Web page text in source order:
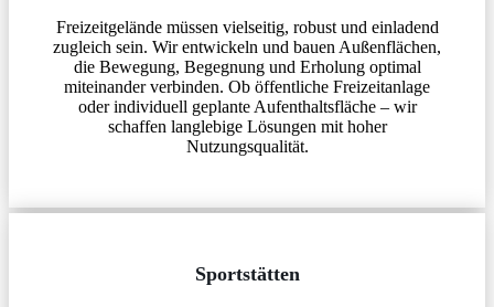
Freizeitgelände müssen vielseitig, robust und einladend
zugleich sein. Wir entwickeln und bauen Außenflächen,
die Bewegung, Begegnung und Erholung optimal
miteinander verbinden. Ob öffentliche Freizeitanlage
oder individuell geplante Aufenthaltsfläche – wir
schaffen langlebige Lösungen mit hoher
Nutzungsqualität.
Sportstätten